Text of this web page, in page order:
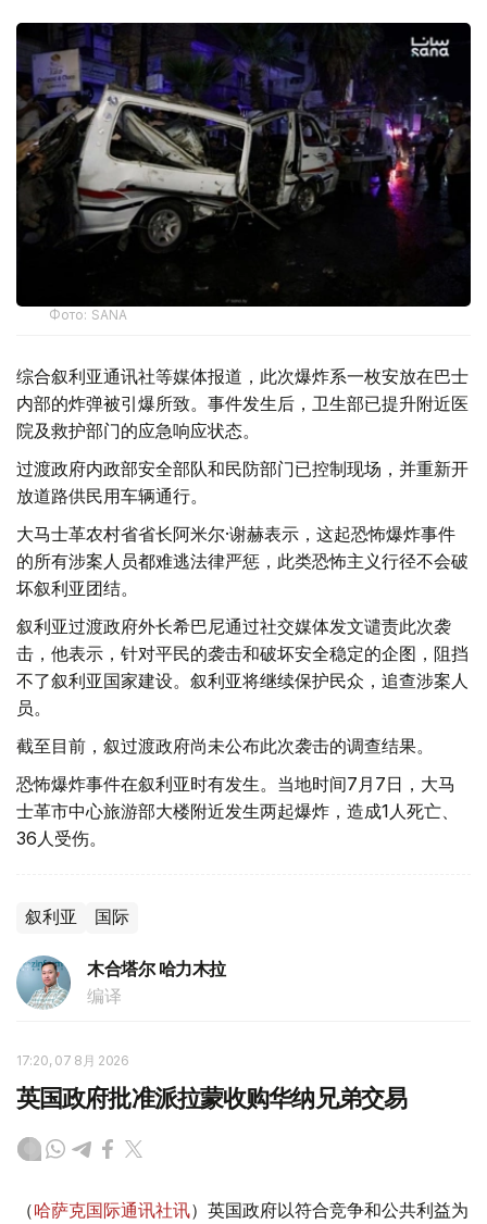
Фото: SANA
综合叙利亚通讯社等媒体报道，此次爆炸系一枚安放在巴士
内部的炸弹被引爆所致。事件发生后，卫生部已提升附近医
院及救护部门的应急响应状态。
过渡政府内政部安全部队和民防部门已控制现场，并重新开
放道路供民用车辆通行。
大马士革农村省省长阿米尔·谢赫表示，这起恐怖爆炸事件
的所有涉案人员都难逃法律严惩，此类恐怖主义行径不会破
坏叙利亚团结。
叙利亚过渡政府外长希巴尼通过社交媒体发文谴责此次袭
击，他表示，针对平民的袭击和破坏安全稳定的企图，阻挡
不了叙利亚国家建设。叙利亚将继续保护民众，追查涉案人
员。
截至目前，叙过渡政府尚未公布此次袭击的调查结果。
恐怖爆炸事件在叙利亚时有发生。当地时间7月7日，大马
士革市中心旅游部大楼附近发生两起爆炸，造成1人死亡、
36人受伤。
叙利亚 国际
木合塔尔 哈力木拉
编译
17:20, 07 8月 2026
英国政府批准派拉蒙收购华纳兄弟交易
（哈萨克国际通讯社讯）英国政府以符合竞争和公共利益为